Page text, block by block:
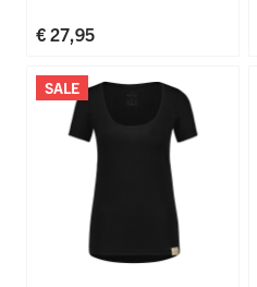
€ 27,95
SALE